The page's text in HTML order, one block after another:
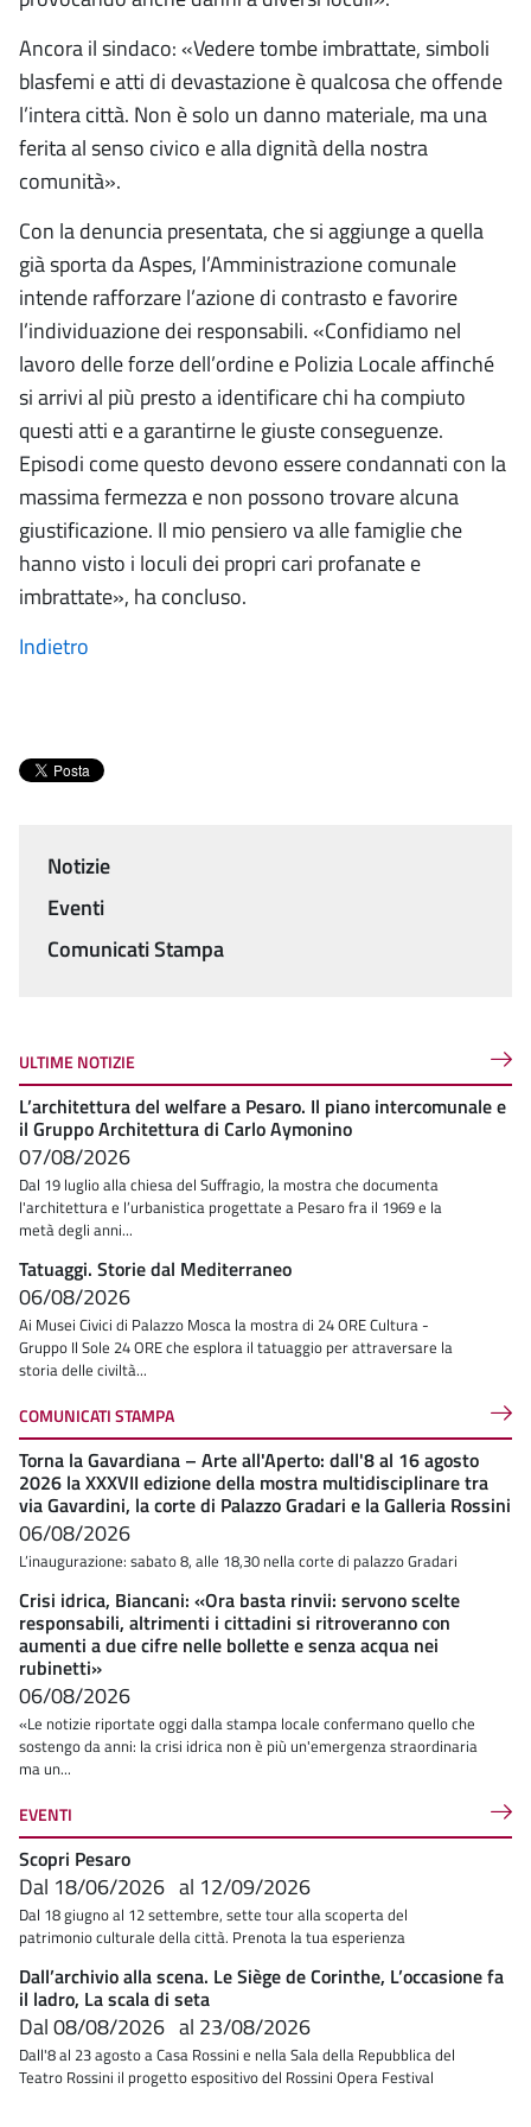
Ancora il sindaco: «Vedere tombe imbrattate, simboli
blasfemi e atti di devastazione è qualcosa che offende
l’intera città. Non è solo un danno materiale, ma una
ferita al senso civico e alla dignità della nostra
comunità».
Con la denuncia presentata, che si aggiunge a quella
già sporta da Aspes, l’Amministrazione comunale
intende rafforzare l’azione di contrasto e favorire
l’individuazione dei responsabili. «Confidiamo nel
lavoro delle forze dell’ordine e Polizia Locale affinché
si arrivi al più presto a identificare chi ha compiuto
questi atti e a garantirne le giuste conseguenze.
Episodi come questo devono essere condannati con la
massima fermezza e non possono trovare alcuna
giustificazione. Il mio pensiero va alle famiglie che
hanno visto i loculi dei propri cari profanate e
imbrattate», ha concluso.
Indietro
Menu
Notizie
Eventi
Comunicati Stampa
ULTIME NOTIZIE
L’architettura del welfare a Pesaro. Il piano intercomunale e
il Gruppo Architettura di Carlo Aymonino
07/08/2026
Dal 19 luglio alla chiesa del Suffragio, la mostra che documenta
l'architettura e l’urbanistica progettate a Pesaro fra il 1969 e la
metà degli anni...
Tatuaggi. Storie dal Mediterraneo
06/08/2026
Ai Musei Civici di Palazzo Mosca la mostra di 24 ORE Cultura -
Gruppo Il Sole 24 ORE che esplora il tatuaggio per attraversare la
storia delle civiltà...
COMUNICATI STAMPA
Torna la Gavardiana – Arte all'Aperto: dall'8 al 16 agosto
2026 la XXXVII edizione della mostra multidisciplinare tra
via Gavardini, la corte di Palazzo Gradari e la Galleria Rossini
06/08/2026
L’inaugurazione: sabato 8, alle 18,30 nella corte di palazzo Gradari
Crisi idrica, Biancani: «Ora basta rinvii: servono scelte
responsabili, altrimenti i cittadini si ritroveranno con
aumenti a due cifre nelle bollette e senza acqua nei
rubinetti»
06/08/2026
«Le notizie riportate oggi dalla stampa locale confermano quello che
sostengo da anni: la crisi idrica non è più un'emergenza straordinaria
ma un...
EVENTI
Scopri Pesaro
Dal 18/06/2026 al 12/09/2026
Dal 18 giugno al 12 settembre, sette tour alla scoperta del
patrimonio culturale della città. Prenota la tua esperienza
Dall’archivio alla scena. Le Siège de Corinthe, L’occasione fa
il ladro, La scala di seta
Dal08/08/2026 al 23/08/2026
Dall'8 al 23 agosto a Casa Rossini e nella Sala della Repubblica del
Teatro Rossini il progetto espositivo del Rossini Opera Festival